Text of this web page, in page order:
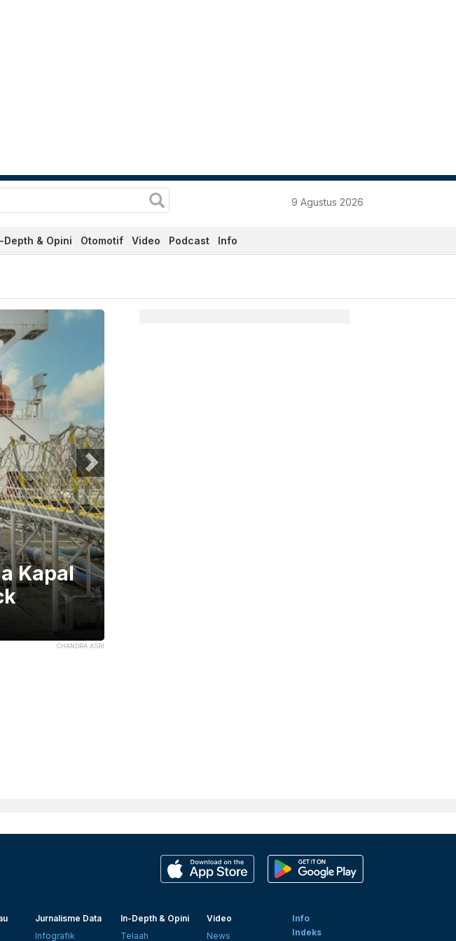
9 Agustus 2026
Depth & Opini Otomotif Video Podcast Info
Hari Ini - Katadata.co.id
CHANDRA ASRI
Kapal
Jurnalisme Data
Infografik
In-Depth & Opini
Telaah
Video
News
Info
Indeks